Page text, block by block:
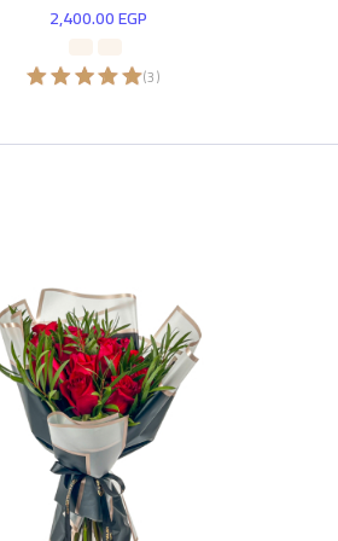
2,400.00EGP
(
3
)